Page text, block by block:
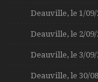
Deauville, le 1/09/
Deauville, le 2/09/
Deauville, le 3/09/
Deauville, le 30/